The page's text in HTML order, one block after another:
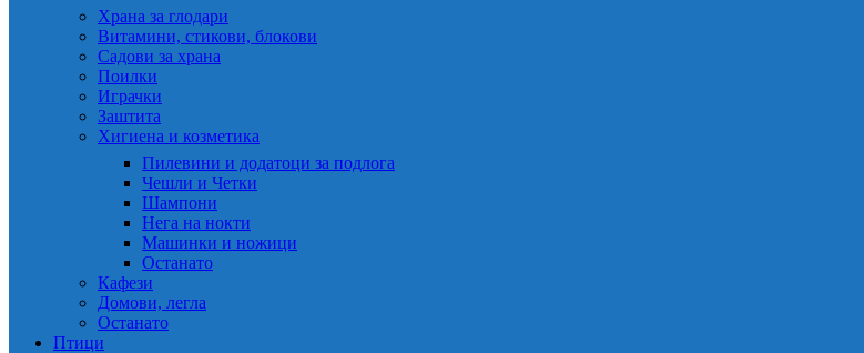
Храна за глодари
Витамини, стикови, блокови
Садови за храна
Поилки
Играчки
Заштита
Хигиена и козметика
Пилевини и додатоци за подлога
Чешли и Четки
Шампони
Нега на нокти
Машинки и ножици
Останато
Кафези
Домови, легла
Останато
Птици